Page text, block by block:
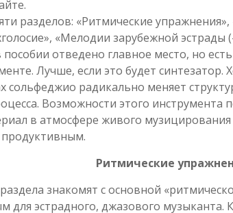
разделов: «Ритмические
«Мелодии зарубежной эстрады
отведено главное место, но
Лучше, если это будет синтезатор.
сольфеджио радикально меняет
Возможности этого
в атмосфере живого
Ритмические
знакомят с основной
для эстрадного, джазового